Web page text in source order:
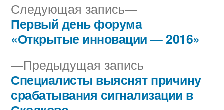
Навигация
записям
Предыдущая запись
запись:
Специалисты выяснят причину
срабатывания сигнализации в
Следующая запись
Следующая
запись:
Первый день форума
«Открытые инновации — 2016»